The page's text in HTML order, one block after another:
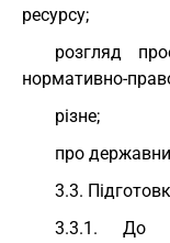
ресурсу;
розгляд
нормативно-
різне;
про
3.3.
3.3.1. До